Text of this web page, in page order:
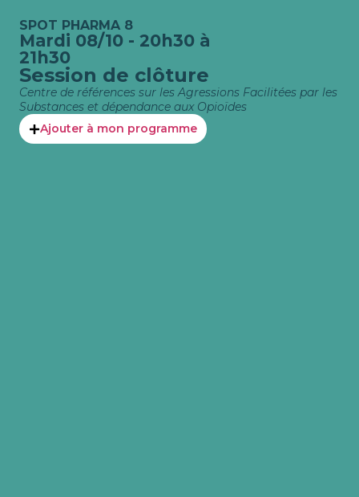
SPOT PHARMA 8
Mardi 08/10 - 20h30 à
21h30
Session de clôture
Centre de références sur les Agressions Facilitées par les
Substances et dépendance aux Opioïdes
Ajouter à mon programme